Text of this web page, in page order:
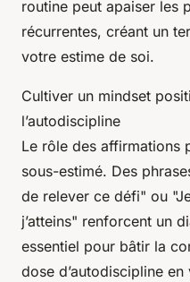
routine peut apaiser les
récurrentes, créant un
votre estime de soi.
Cultiver un mindset
l’autodiscipline
Le rôle des affirmations
sous-estimé. Des
de relever ce défi" ou
j’atteins" renforcent un
essentiel pour bâtir la
dose d’autodiscipline